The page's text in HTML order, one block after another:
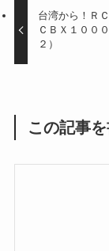
台湾から！Ｒ
ＣＢＸ１００
２）
この記事